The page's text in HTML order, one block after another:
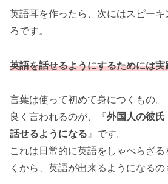
英語耳を作ったら、次にはスピーキ
ろです。
英語を話せるようにするためには実
言葉は使って初めて身につくもの。
良く言われるのが、『外国人の彼氏
話せるようになる 』です。
これは日常的に英語をしゃべらざ
くから、英語が出来るようになるの